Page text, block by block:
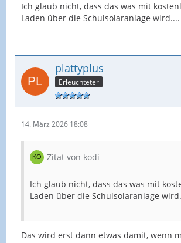
Ich glaub nicht, dass das was mit
Laden über die Schulsolaranlage wird....
plattyplus
Erleuchteter
14. März 2026 18:08
Zitat von kodi
Ich glaub nicht, dass das was mit
Laden über die Schulsolaranlage
Das wird erst dann etwas damit, wenn